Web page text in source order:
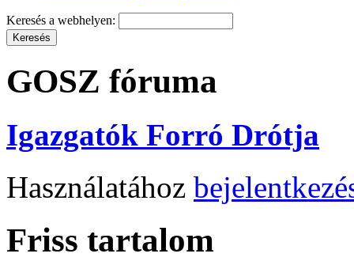
Keresés a webhelyen:
GOSZ fóruma
Igazgatók Forró Drótja
Használatához
Friss tartalom